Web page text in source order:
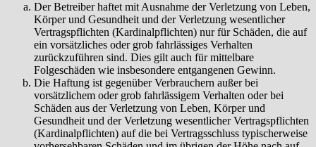
Der Betreiber haftet mit Ausnahme der Verletzung von Leben,
Körper und Gesundheit und der Verletzung wesentlicher
Vertragspflichten (Kardinalpflichten) nur für Schäden, die auf
ein vorsätzliches oder grob fahrlässiges Verhalten
zurückzuführen sind. Dies gilt auch für mittelbare
Folgeschäden wie insbesondere entgangenen Gewinn.
Die Haftung ist gegenüber Verbrauchern außer bei
vorsätzlichem oder grob fahrlässigem Verhalten oder bei
Schäden aus der Verletzung von Leben, Körper und
Gesundheit und der Verletzung wesentlicher Vertragspflichten
(Kardinalpflichten) auf die bei Vertragsschluss typischerweise